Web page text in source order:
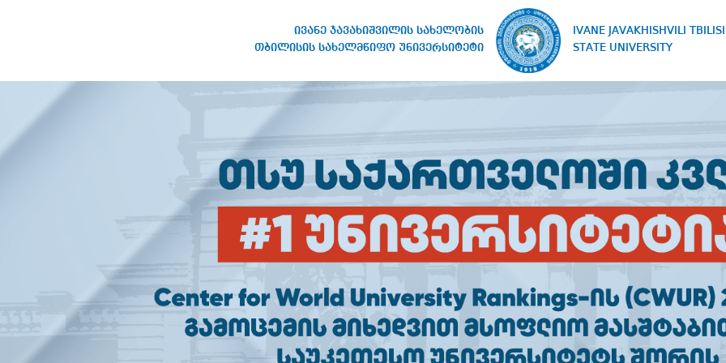
ივანე ჯავახიშვილის სახელობის
თბილისის სახელმწიფო უნივერსიტეტი
IVANE JAVAKHISHVILI TBILISI
STATE UNIVERSITY
სახელობის თბილისის
ᲙᲐᲠᲓᲘᲝ